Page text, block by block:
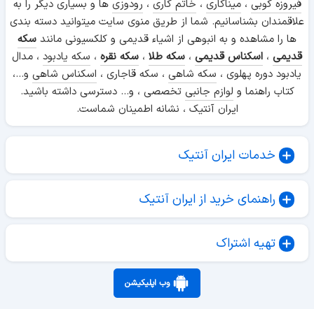
فیروزه کوبی ،میناکاری ، خاتم کاری ، رودوزی ها و بسیاری دیگر را به
علاقمندان بشناسانیم. شما از طریق منوی سایت میتوانید دسته بندی
ها را مشاهده و به انبوهی از اشیاء قدیمی و کلکسیونی مانند سکه
قدیمی ، اسکناس قدیمی ، سکه طلا ، سکه نقره ، سکه یادبود ، مدال
یادبود دوره پهلوی ، سکه شاهی ، سکه قاجاری ، اسکناس شاهی و...،
کتاب راهنما و لوازم جانبی تخصصی ، و... دسترسی داشته باشید.
ایران آنتیک ، نشانه اطمینان شماست.
خدمات ایران آنتیک
راهنمای خرید از ایران آنتیک
تهیه اشتراک
وب اپلیکیشن